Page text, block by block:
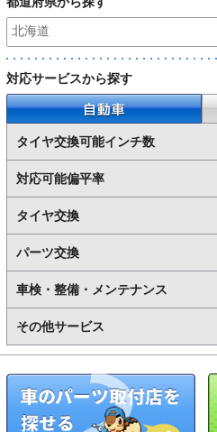
対応サービスから探す
自動車
タイヤ交換可能インチ数
対応可能偏平率
タイヤ交換
パーツ交換
車検・整備・メンテナンス
その他サービス